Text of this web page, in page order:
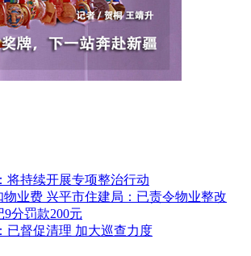
将持续开展专项整治行动
业费 兴平市住建局：已责令物业整改
分罚款200元
已督促清理 加大巡查力度